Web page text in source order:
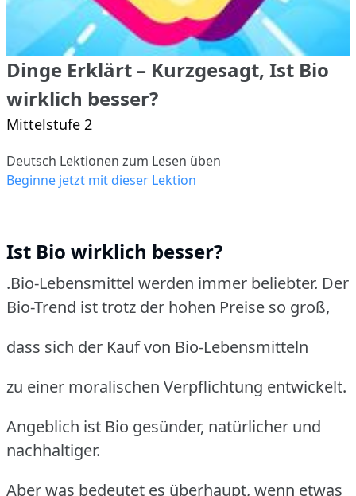
Dinge Erklärt – Kurzgesagt, Ist Bio
wirklich besser?
Mittelstufe 2
Deutsch Lektionen zum Lesen üben
Beginne jetzt mit dieser Lektion
Ist Bio wirklich besser?
.Bio-Lebensmittel werden immer beliebter. Der
Bio-Trend ist trotz der hohen Preise so groß,
dass sich der Kauf von Bio-Lebensmitteln
zu einer moralischen Verpflichtung entwickelt.
Angeblich ist Bio gesünder, natürlicher und
nachhaltiger.
Aber was bedeutet es überhaupt, wenn etwas